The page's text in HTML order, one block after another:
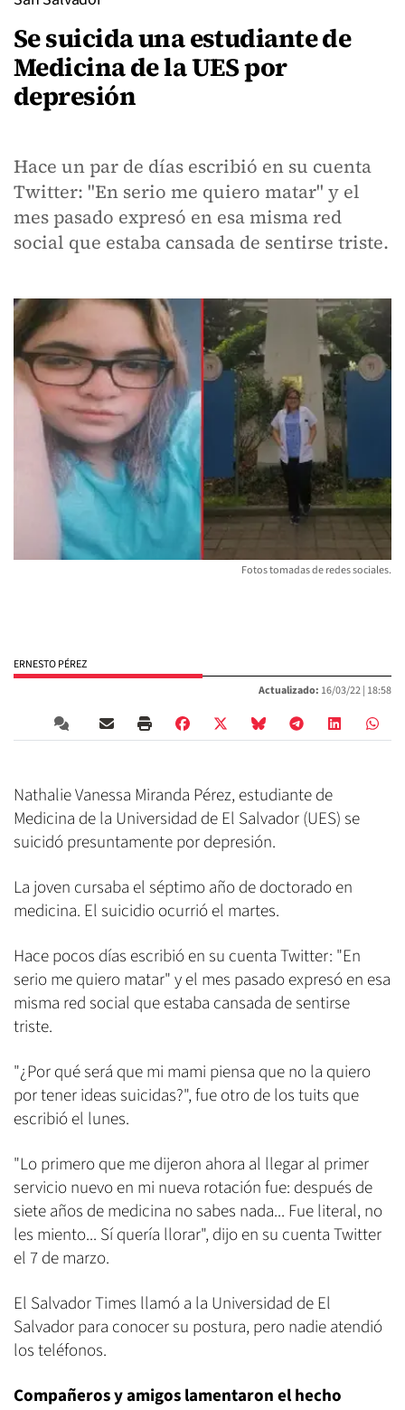
Se suicida una estudiante de
Medicina de la UES por
depresión
Hace un par de días escribió en su cuenta
Twitter: "En serio me quiero matar" y el
mes pasado expresó en esa misma red
social que estaba cansada de sentirse triste.
Fotos tomadas de redes sociales.
ERNESTO PÉREZ
Actualizado: 16/03/22 | 18:58
Nathalie Vanessa Miranda Pérez, estudiante de
Medicina de la Universidad de El Salvador (UES) se
suicidó presuntamente por depresión.
La joven cursaba el séptimo año de doctorado en
medicina. El suicidio ocurrió el martes.
Hace pocos días escribió en su cuenta Twitter: "En
serio me quiero matar" y el mes pasado expresó en esa
misma red social que estaba cansada de sentirse
triste.
"¿Por qué será que mi mami piensa que no la quiero
por tener ideas suicidas?", fue otro de los tuits que
escribió el lunes.
"Lo primero que me dijeron ahora al llegar al primer
servicio nuevo en mi nueva rotación fue: después de
siete años de medicina no sabes nada... Fue literal, no
les miento... Sí quería llorar", dijo en su cuenta Twitter
el 7 de marzo.
El Salvador Times llamó a la Universidad de El
Salvador para conocer su postura, pero nadie atendió
los teléfonos.
Compañeros y amigos lamentaron el hecho